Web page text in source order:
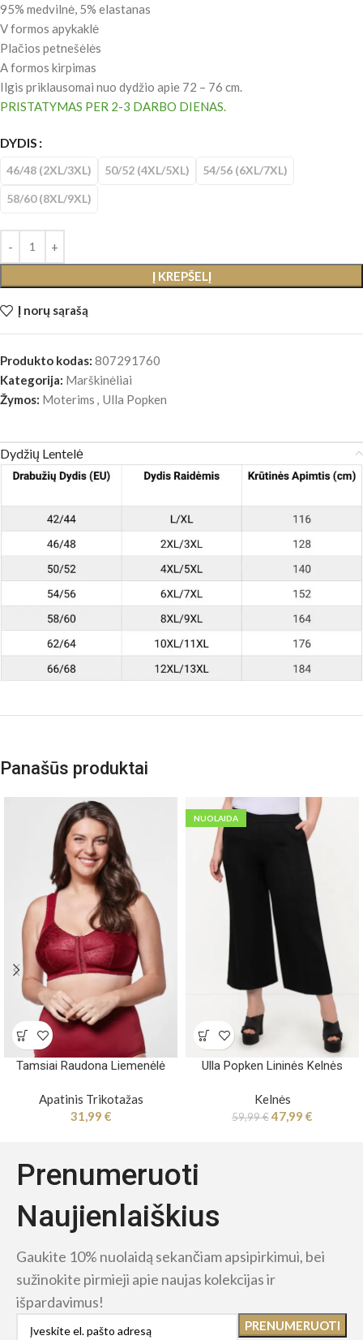
95% medvilnė, 5% elastanas
V formos apykaklė
Plačios petnešėlės
A formos kirpimas
Ilgis priklausomai nuo dydžio apie 72 – 76 cm.
PRISTATYMAS PER 2-3 DARBO DIENAS.
DYDIS
46/48 (2XL/3XL) 50/52 (4XL/5XL) 54/56 (6XL/7XL)
58/60 (8XL/9XL)
Į KREPŠELĮ
Į norų sąrašą
Produkto kodas: 807291760
Kategorija: Marškinėliai
Žymos: Moterims Ulla Popken
Dydžių Lentelė
Panašūs produktai
Tamsiai Raudona Liemenėlė
Apatinis Trikotažas
31,99 €
NUOLAIDA
Ulla Popken Lininės Kelnės
Kelnės
59,99€47,99 €
Prenumeruoti
Naujienlaiškius
Gaukite 10% nuolaidą sekančiam apsipirkimui, bei
sužinokite pirmieji apie naujas kolekcijas ir
išpardavimus!